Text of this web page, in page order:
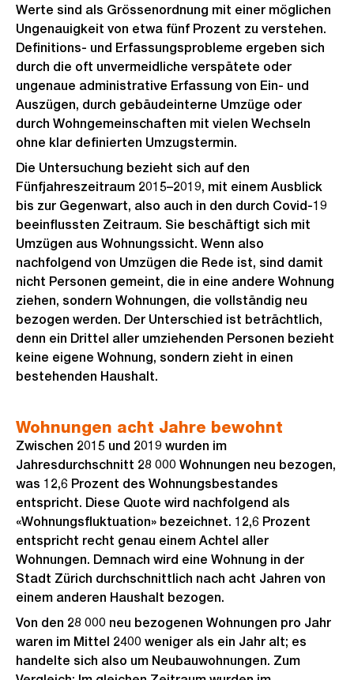
Werte sind als Grössenordnung mit einer möglichen
Ungenauigkeit von etwa fünf Prozent zu verstehen.
Definitions- und Erfassungsprobleme ergeben sich
durch die oft unvermeidliche verspätete oder
ungenaue administrative Erfassung von Ein- und
Auszügen, durch gebäudeinterne Umzüge oder
durch Wohngemeinschaften mit vielen Wechseln
ohne klar definierten Umzugstermin.
Die Untersuchung bezieht sich auf den
Fünfjahreszeitraum 2015–2019, mit einem Ausblick
bis zur Gegenwart, also auch in den durch Covid-19
beeinflussten Zeitraum. Sie beschäftigt sich mit
Umzügen aus Wohnungssicht. Wenn also
nachfolgend von Umzügen die Rede ist, sind damit
nicht Personen gemeint, die in eine andere Wohnung
ziehen, sondern Wohnungen, die vollständig neu
bezogen werden. Der Unterschied ist beträchtlich,
denn ein Drittel aller umziehenden Personen bezieht
keine eigene Wohnung, sondern zieht in einen
bestehenden Haushalt.
Wohnungen acht Jahre bewohnt
Zwischen 2015 und 2019 wurden im
Jahresdurchschnitt 28 000 Wohnungen neu bezogen,
was 12,6 Prozent des Wohnungsbestandes
entspricht. Diese Quote wird nachfolgend als
«Wohnungsfluktuation» bezeichnet. 12,6 Prozent
entspricht recht genau einem Achtel aller
Wohnungen. Demnach wird eine Wohnung in der
Stadt Zürich durchschnittlich nach acht Jahren von
einem anderen Haushalt bezogen.
Von den 28 000 neu bezogenen Wohnungen pro Jahr
waren im Mittel 2400 weniger als ein Jahr alt; es
handelte sich also um Neubauwohnungen. Zum